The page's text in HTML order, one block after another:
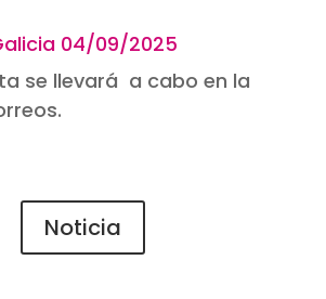
04/09/2025
se llevará a cabo en la
Noticia